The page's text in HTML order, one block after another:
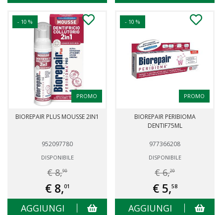
- 10 %
PROMO
BIOREPAIR PLUS MOUSSE 2IN1
952097780
DISPONIBILE
€ 8,90
€ 8,01
AGGIUNGI
- 10 %
PROMO
BIOREPAIR PERIBIOMA
DENTIF75ML
977366208
DISPONIBILE
€ 6,20
€ 5,58
AGGIUNGI